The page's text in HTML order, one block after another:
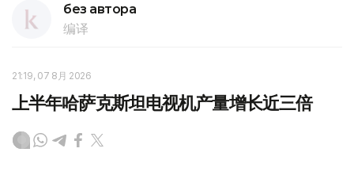
без автора
编译
21:19, 07 8月 2026
上半年哈萨克斯坦电视机产量增长近三倍